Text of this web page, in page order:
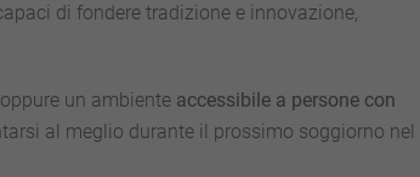
di fondere tradizione e innovazione,
oppure un ambiente accessibile a persone con
al meglio durante il prossimo soggiorno nel